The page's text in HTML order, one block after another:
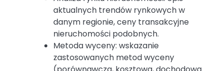
aktualnych trendów rynkowych w
danym regionie, ceny transakcyjne
nieruchomości podobnych.
Metoda wyceny: wskazanie
zastosowanych metod wyceny